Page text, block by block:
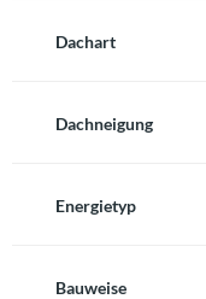
Dachart
Dachneigung
Energietyp
Bauweise